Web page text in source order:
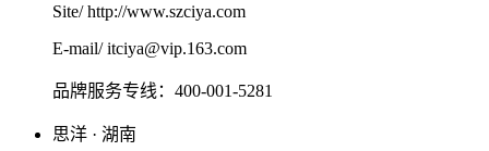
Site/ http://www.szciya.com
E-mail/ itciya@vip.163.com
品牌服务专线：400-001-5281
思洋 · 湖南